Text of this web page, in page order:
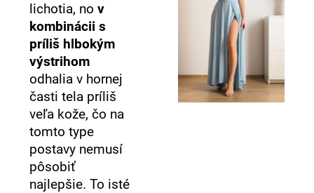
lichotia, nov
kombinácii s
príliš hlbokým
výstrihom
odhalia v hornej
časti tela príliš
veľa kože, čo na
tomto type
postavy nemusí
pôsobiť
najlepšie. To isté